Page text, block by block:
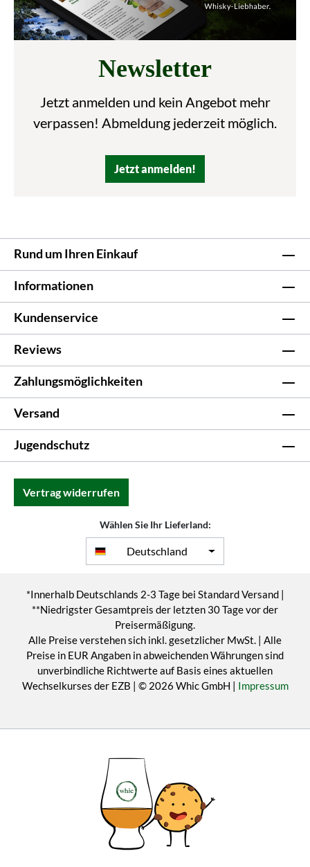
Newsletter
Jetzt anmelden und kein Angebot mehr
verpassen! Abmeldung jederzeit möglich.
Jetzt anmelden!
Rund um Ihren Einkauf
Informationen
Kundenservice
Reviews
Zahlungsmöglichkeiten
Versand
Jugendschutz
Vertrag widerrufen
Wählen Sie Ihr Lieferland:
Deutschland
*Innerhalb Deutschlands 2-3 Tage bei Standard Versand |
**Niedrigster Gesamtpreis der letzten 30 Tage vor der
Preisermäßigung.
Alle Preise verstehen sich inkl. gesetzlicher MwSt. | Alle
Preise in EUR Angaben in abweichenden Währungen sind
unverbindliche Richtwerte auf Basis eines aktuellen
Wechselkurses der EZB | © 2026 Whic GmbH | Impressum